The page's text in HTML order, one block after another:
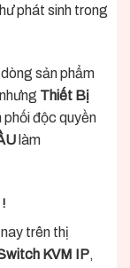
phát sinh trong
sản phẩm
Thiết Bị
phối độc quyền
làm
!
nay trên thị
KVM IP,